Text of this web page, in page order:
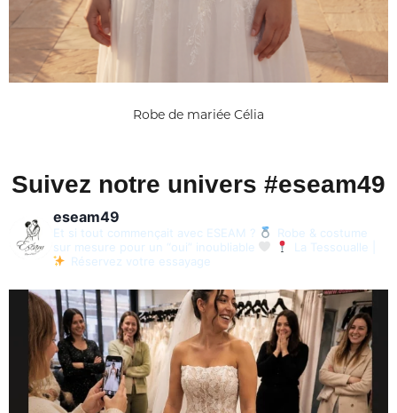
Robe de mariée Célia
Suivez notre univers #eseam49
eseam49
Et si tout commençait avec ESEAM ?
Robe & costume
sur mesure pour un “oui” inoubliable
La Tessoualle |
Réservez votre essayage